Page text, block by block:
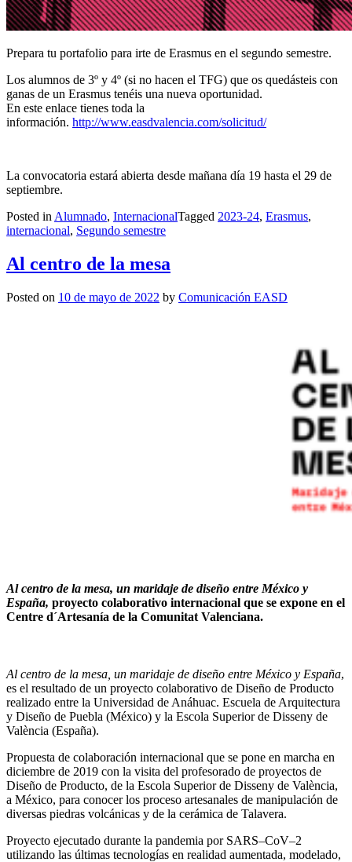
Prepara tu portafolio para irte de Erasmus en el segundo semestre.
Los alumnos de 3º y 4º (si no hacen el TFG) que os quedásteis con
ganas de un Erasmus tenéis una nueva oportunidad.
En este enlace tienes toda la
información. http://www.easdvalencia.com/solicitud/
La convocatoria estará abierta desde mañana día 19 hasta el 29 de
septiembre.
Posted in Alumnado, InternacionalTagged 2023-24, Erasmus,
internacional, Segundo semestre
Al centro de la mesa
Posted on 10 de mayo de 2022 by Comunicación EASD
Al centro de la mesa, un maridaje de diseño entre México y
España, proyecto colaborativo internacional que se expone en el
Centre d´Artesanía de la Comunitat Valenciana.
Al centro de la mesa, un maridaje de diseño entre México y España,
es el resultado de un proyecto colaborativo de Diseño de Producto
realizado entre la Universidad de Anáhuac. Escuela de Arquitectura
y Diseño de Puebla (México) y la Escola Superior de Disseny de
València (España).
Propuesta de colaboración internacional que se pone en marcha en
diciembre de 2019 con la visita del profesorado de proyectos de
Diseño de Producto, de la Escola Superior de Disseny de València,
a México, para conocer los proceso artesanales de manipulación de
diversas piedras volcánicas y de la cerámica de Talavera.
Proyecto ejecutado durante la pandemia por SARS–CoV–2
utilizando las últimas tecnologías en realidad aumentada, modelado,